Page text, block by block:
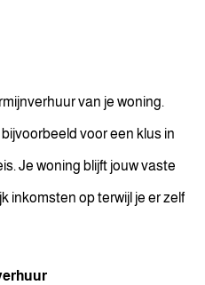
van je woning.
voor een klus in
Je woning blijft jouw vaste
inkomsten op terwijl je er zelf